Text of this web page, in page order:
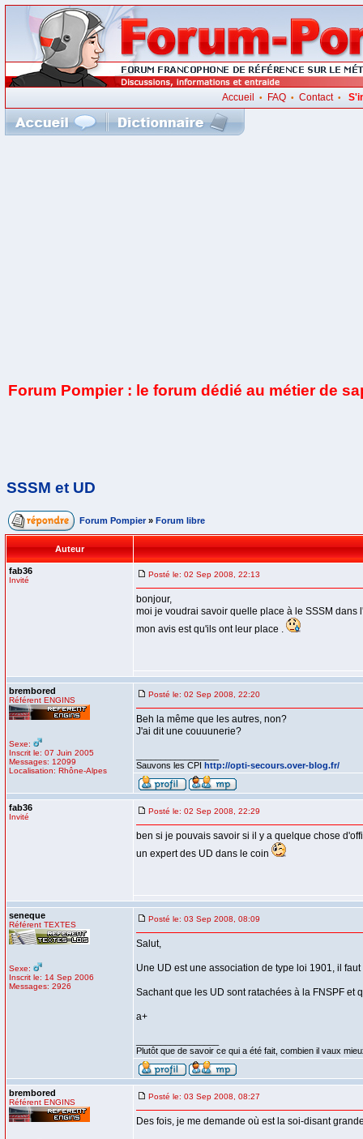
Accueil • FAQ• Contact•
Forum Pompier : le forum dédié au métier de
SSSM et UD
Forum Pompier » Forum libre
Auteur
fab36
Invité
Posté le: 02 Sep 2008, 22:13
bonjour,
moi je voudrai savoir quelle place à le SSSM
mon avis est qu'ils ont leur place .
brembored
Référent ENGINS
Sexe:
Inscrit le: 07 Juin 2005
Messages: 12099
Localisation: Rhône-Alpes
Posté le: 02 Sep 2008, 22:20
Beh la même que les autres, non?
J'ai dit une couuunerie?
Sauvons les CPI http://opti-secours.over-blog.fr/
fab36
Invité
Posté le: 02 Sep 2008, 22:29
ben si je pouvais savoir si il y a quelque chose
un expert des UD dans le coin
seneque
Référent TEXTES
Sexe:
Inscrit le: 14 Sep 2006
Messages: 2926
Posté le: 03 Sep 2008, 08:09
Salut,
Une UD est une association de type loi 1901, il
Sachant que les UD sont ratachées à la FNSPF et
a+
Plutôt que de savoir ce qui a été fait, combien il vaux
brembored
Référent ENGINS
Posté le: 03 Sep 2008, 08:27
Des fois, je me demande où est la soi-disant